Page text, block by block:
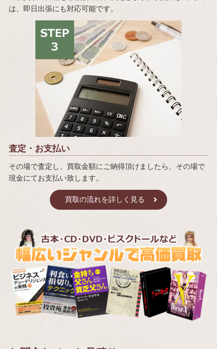
は、即日出張にも対応可能です。
査定・お支払い
その場で査定し、買取金額にご納得頂けましたら、その場で
現金にてお支払い致します。
買取の流れを詳しく見る